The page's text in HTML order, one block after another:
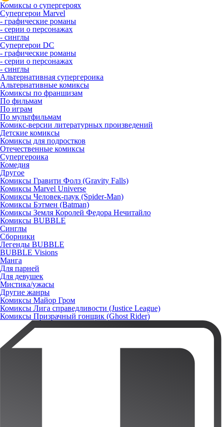
Комиксы о супергероях
Супергерои Marvel
- графические романы
- серии о персонажах
- синглы
Супергерои DC
- графические романы
- серии о персонажах
- синглы
Альтернативная супергероика
Альтернативные комиксы
Комиксы по франшизам
По фильмам
По играм
По мультфильмам
Комикс-версии литературных произведений
Детские комиксы
Комиксы для подростков
Отечественные комиксы
Супергероика
Комедия
Другое
Комиксы Гравити Фолз (Gravity Falls)
Комиксы Marvel Universe
Комиксы Человек-паук (Spider-Man)
Комиксы Бэтмен (Batman)
Комиксы Земля Королей Федора Нечитайло
Комиксы BUBBLE
Синглы
Сборники
Легенды BUBBLE
BUBBLE Visions
Манга
Для парней
Для девушек
Мистика/ужасы
Другие жанры
Комиксы Майор Гром
Комиксы Лига справедливости (Justice League)
Комиксы Призрачный гонщик (Ghost Rider)